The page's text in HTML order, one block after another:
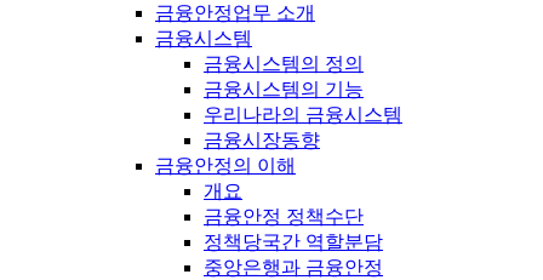
금융안정업무 소개
금융시스템
금융시스템의 정의
금융시스템의 기능
우리나라의 금융시스템
금융시장동향
금융안정의 이해
개요
금융안정 정책수단
정책당국간 역할분담
중앙은행과 금융안정